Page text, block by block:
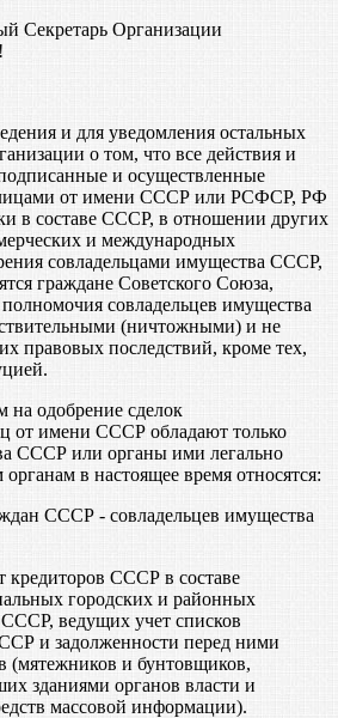
Секретарь Организации
и для уведомления остальных
о том, что все действия и
и осуществленные
от имени СССР или РСФСР, РФ
в составе СССР, в отношении других
и международных
совладельцами имущества СССР,
граждане Советского Союза,
совладельцев имущества
(ничтожными) и не
правовых последствий, кроме тех,
одобрение сделок
от имени СССР обладают только
СССР или органы ими легально
в настоящее время относятся:
СССР - совладельцев имущества
кредиторов СССР в составе
городских и районных
ведущих учет списков
и задолженности перед ними
(мятежников и бунтовщиков,
зданиями органов власти и
массовой информации).